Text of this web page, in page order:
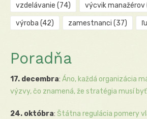
vzdelávanie (74) výcvik manažérov
výroba (42) zamestnanci (37)
Poradňa
17. decembra: Áno, každá organizácia
výzvy, čo znamená, že stratégia musí byť
24. októbra: Štátna regulácia pomery